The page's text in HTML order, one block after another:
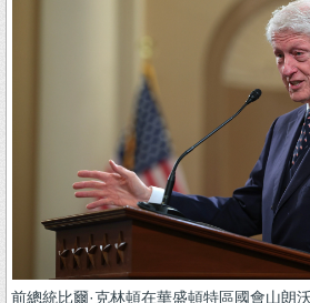
前總統比爾·克林頓在華盛頓特區國會山朗